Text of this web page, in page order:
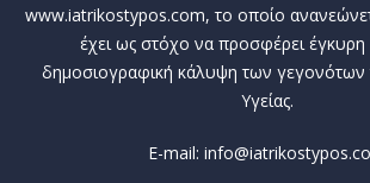
www.iatrikostypos.com, το οποίο
έχει ως στόχο να προσφέρει
δημοσιογραφική κάλυψη των γεγονότων
Υγείας.
E-mail: